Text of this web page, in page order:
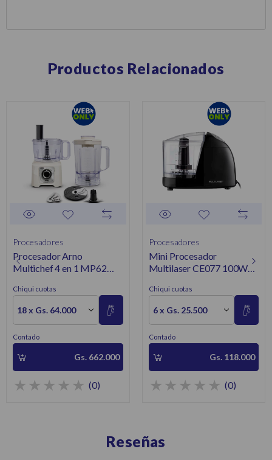
Productos Relacionados
Procesadores
Procesador Arno
Multichef 4 en 1 MP62
Chiqui cuotas
18 x Gs. 64.000
Contado
Gs. 662.000
(0)
Procesadores
Mini Procesador
Multilaser CE077 100W
Negro
Chiqui cuotas
6 x Gs. 25.500
Contado
Gs. 118.000
(0)
Reseñas